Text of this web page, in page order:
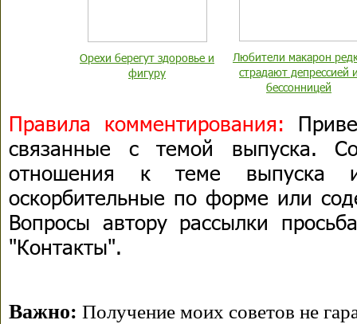
Орехи берегут здоровье и
фигуру
Любители макарон
страдают депрессией
бессонницей
Правила комментирования:
связанные с темой выпуска.
отношения к теме выпуска
оскорбительные по форме или
Вопросы автору рассылки
"Контакты".
Важно: Получение моих советов не